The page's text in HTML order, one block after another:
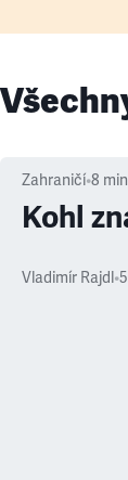
Zahraničí•8
Kohl
Vladimír Rajdl •